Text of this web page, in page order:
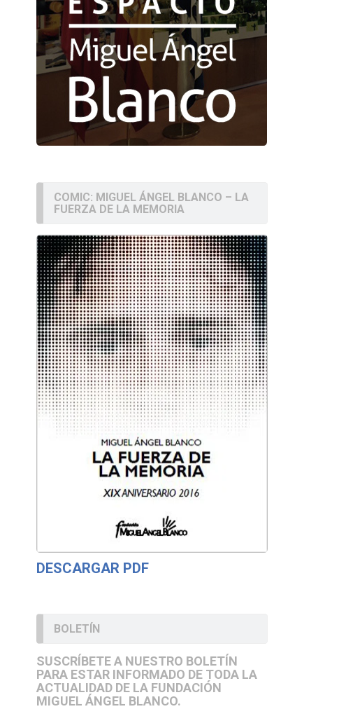
COMIC: MIGUEL ÁNGEL BLANCO – LA
FUERZA DE LA MEMORIA
DESCARGAR PDF
BOLETÍN
SUSCRÍBETE A NUESTRO BOLETÍN
PARA ESTAR INFORMADO DE TODA LA
ACTUALIDAD DE LA FUNDACIÓN
MIGUEL ÁNGEL BLANCO.